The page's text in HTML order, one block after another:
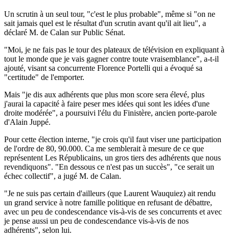
Un scrutin à un seul tour, "c'est le plus probable", même si "on ne
sait jamais quel est le résultat d'un scrutin avant qu'il ait lieu", a
déclaré M. de Calan sur Public Sénat.
"Moi, je ne fais pas le tour des plateaux de télévision en expliquant à
tout le monde que je vais gagner contre toute vraisemblance", a-t-il
ajouté, visant sa concurrente Florence Portelli qui a évoqué sa
"certitude" de l'emporter.
Mais "je dis aux adhérents que plus mon score sera élevé, plus
j'aurai la capacité à faire peser mes idées qui sont les idées d'une
droite modérée", a poursuivi l'élu du Finistère, ancien porte-parole
d'Alain Juppé.
Pour cette élection interne, "je crois qu'il faut viser une participation
de l'ordre de 80, 90.000. Ca me semblerait à mesure de ce que
représentent Les Républicains, un gros tiers des adhérents que nous
revendiquons". "En dessous ce n'est pas un succès", "ce serait un
échec collectif", a jugé M. de Calan.
"Je ne suis pas certain d'ailleurs (que Laurent Wauquiez) ait rendu
un grand service à notre famille politique en refusant de débattre,
avec un peu de condescendance vis-à-vis de ses concurrents et avec
je pense aussi un peu de condescendance vis-à-vis de nos
adhérents", selon lui.